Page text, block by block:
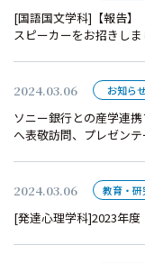
[国語国文学科]【報告】
スピーカーをお招きしま
2024.03.06 お知らせ
ソニー銀行との産学連
へ表敬訪問、プレゼン
2024.03.06 教育・研
[発達心理学科]2023年